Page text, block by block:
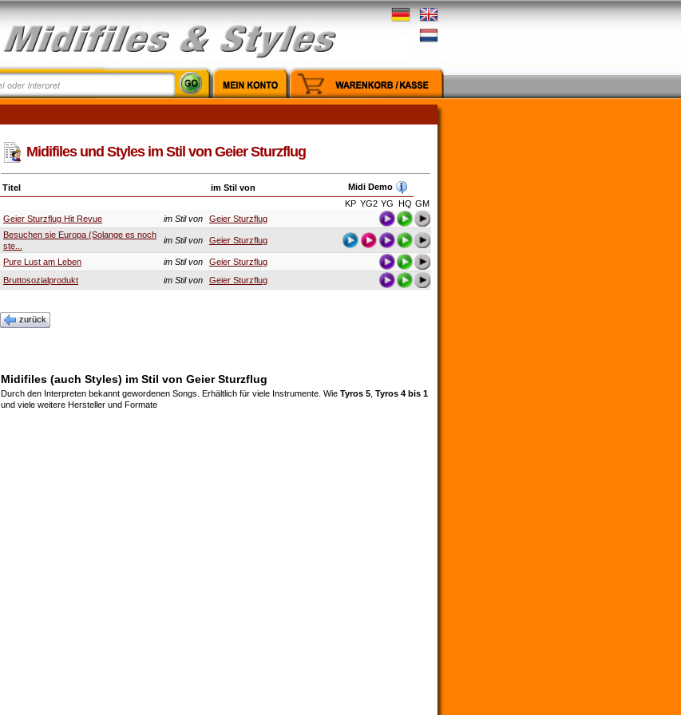
Midifiles und Styles im Stil von Geier Sturzflug
Titel im Stil von
Midi Demo
KP YG2 YG HQ GM
Geier Sturzflug Hit Revue
im Stil von
Geier Sturzflug
Besuchen sie Europa (Solange es noch
ste...
im Stil von Geier Sturzflug
Pure Lust am Leben im Stil von
Geier Sturzflug
Bruttosozialprodukt
im Stil von Geier Sturzflug
zurück
Midifiles (auch Styles) im Stil von Geier Sturzflug
Durch den Interpreten bekannt gewordenen Songs. Erhältlich für viele Instrumente. Wie Tyros 5 Tyros 4 bis 1
und viele weitere Hersteller und Formate